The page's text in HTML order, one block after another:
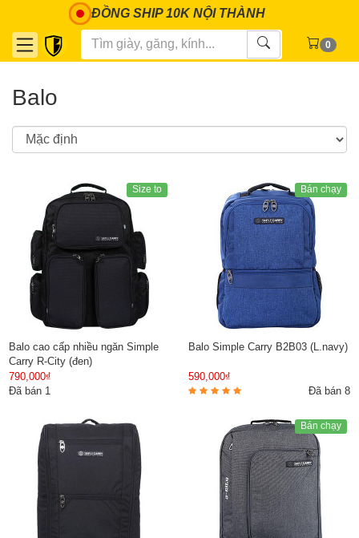
ĐỒNG SHIP 10K NỘI THÀNH
0
Balo
Size to
Balo cao cấp nhiều ngăn Simple
Carry R-City (đen)
790,000₫
Đã bán 1
Bán chạy
Balo Simple Carry B2B03 (L.navy)
590,000₫
Đã bán 8
Bán chạy